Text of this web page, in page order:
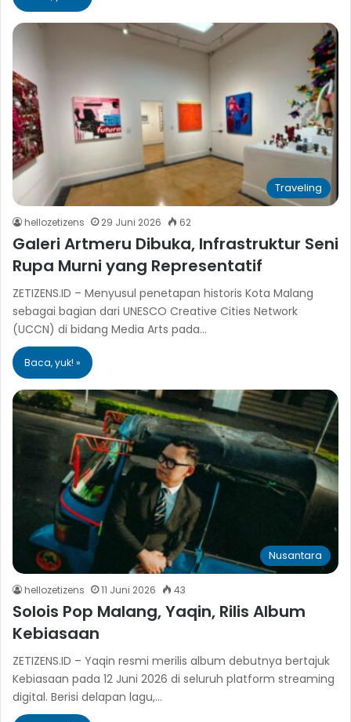
Traveling
hellozetizens 29 Juni 2026 62
Galeri Artmeru Dibuka, Infrastruktur Seni
Rupa Murni yang Representatif
ZETIZENS.ID – Menyusul penetapan historis Kota Malang
sebagai bagian dari UNESCO Creative Cities Network
(UCCN) di bidang Media Arts pada…
Baca, yuk! »
Nusantara
hellozetizens 11 Juni 2026 43
Solois Pop Malang, Yaqin, Rilis Album
Kebiasaan
ZETIZENS.ID – Yaqin resmi merilis album debutnya bertajuk
Kebiasaan pada 12 Juni 2026 di seluruh platform streaming
digital. Berisi delapan lagu,…